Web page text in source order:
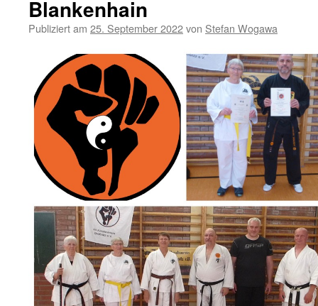
Blankenhain
Publiziert am 25. September 2022von Stefan Wogawa